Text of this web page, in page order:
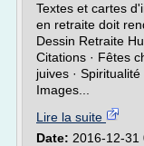
Textes et cartes
en retraite doit
Dessin Retraite
Citations · Fêtes
juives ·
Images...
Lire la suite
Date: 2016-12-31